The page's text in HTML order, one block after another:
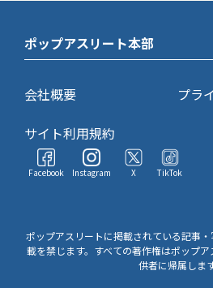
ポップアスリート本部
会社概要
プラ
サイト利用規約
Facebook Instagram X TikTok
ポップアスリートに掲載されている記事
載を禁じます。すべての著作権はポップ
供者に帰属します